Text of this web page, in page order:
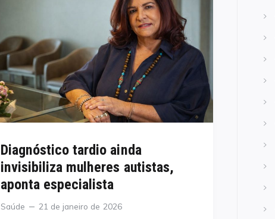
Diagnóstico tardio ainda
invisibiliza mulheres autistas,
aponta especialista
Categories
Saúde
Posted
21 de janeiro de 2026